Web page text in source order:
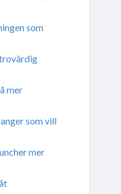
som
mer
som vill
mer